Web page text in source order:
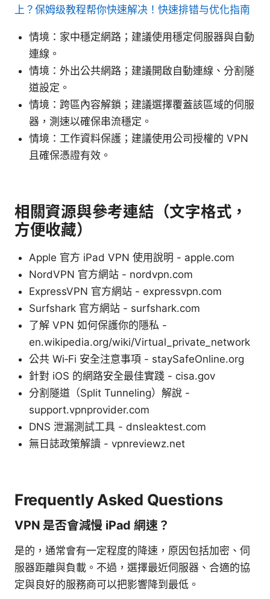
上？保姆级教程帮你快速解决！快速排错与优化指南
情境：家中穩定網路；建議使用穩定伺服器與自動
連線。
情境：外出公共網路；建議開啟自動連線、分割隧
道設定。
情境：跨區內容解鎖；建議選擇覆蓋該區域的伺服
器，測速以確保串流穩定。
情境：工作資料保護；建議使用公司授權的 VPN
且確保憑證有效。
相關資源與參考連結（文字格式，
方便收藏）
Apple 官方 iPad VPN 使用說明 - apple.com
NordVPN 官方網站 - nordvpn.com
ExpressVPN 官方網站 - expressvpn.com
Surfshark 官方網站 - surfshark.com
了解 VPN 如何保護你的隱私 -
en.wikipedia.org/wiki/Virtual_private_network
公共 Wi‑Fi 安全注意事項 - staySafeOnline.org
針對 iOS 的網路安全最佳實踐 - cisa.gov
分割隧道（Split Tunneling）解說 -
support.vpnprovider.com
DNS 泄漏測試工具 - dnsleaktest.com
無日誌政策解讀 - vpnreviewz.net
Frequently Asked Questions
VPN 是否會減慢 iPad 網速？
是的，通常會有一定程度的降速，原因包括加密、伺
服器距離與負載。不過，選擇最近伺服器、合適的協
定與良好的服務商可以把影響降到最低。